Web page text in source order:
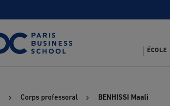
ÉCOLE
Corps professoral BENHISSI Maali